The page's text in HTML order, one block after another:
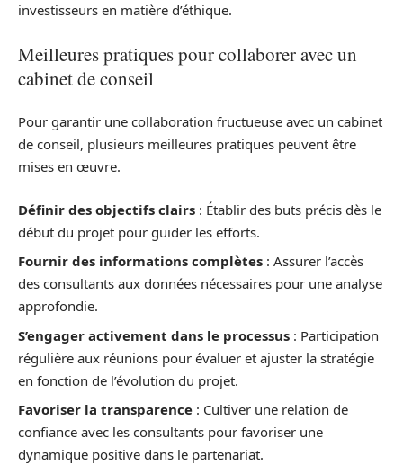
investisseurs en matière d’éthique.
Meilleures pratiques pour collaborer avec un
cabinet de conseil
Pour garantir une collaboration fructueuse avec un cabinet
de conseil, plusieurs meilleures pratiques peuvent être
mises en œuvre.
Définir des objectifs clairs : Établir des buts précis dès le
début du projet pour guider les efforts.
Fournir des informations complètes : Assurer l’accès
des consultants aux données nécessaires pour une analyse
approfondie.
S’engager activement dans le processus : Participation
régulière aux réunions pour évaluer et ajuster la stratégie
en fonction de l’évolution du projet.
Favoriser la transparence : Cultiver une relation de
confiance avec les consultants pour favoriser une
dynamique positive dans le partenariat.